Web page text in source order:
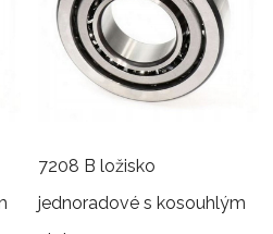
7208 B ložisko
jednoradové s kosouhlým